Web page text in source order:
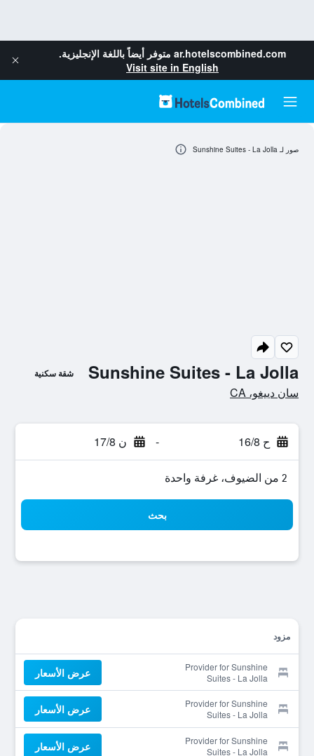
ar.hotelscombined.com متوفر أيضاً باللغة الإنجليزية.
Visit site in English
Sunshine Suites - La Jolla شقة سكنية
تقييم فئة 0
سان دييغو، CA
ح 16/8 - ن 17/8
2 من الضيوف، غرفة واحدة
بحث
مزود
Provider for Sunshine
Suites - La Jolla
عرض الأسعار
Provider for Sunshine
Suites - La Jolla
عرض الأسعار
Provider for Sunshine
Suites - La Jolla
عرض الأسعار
صور لـ Sunshine Suites - La Jolla